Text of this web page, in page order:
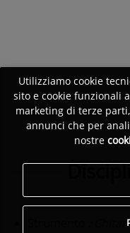
:
Utilizziamo cookie
sito e cookie funzionali
marketing di terze
annunci che per
nostre